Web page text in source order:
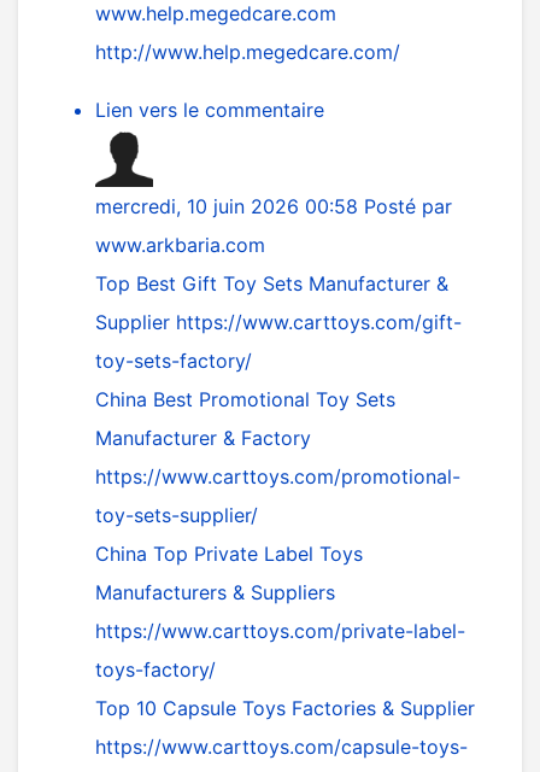
www.help.megedcare.com
http://www.help.megedcare.com/
Lien vers le commentaire
mercredi, 10 juin 2026 00:58 Posté par
www.arkbaria.com
Top Best Gift Toy Sets Manufacturer &
Supplier https://www.carttoys.com/gift-
toy-sets-factory/
China Best Promotional Toy Sets
Manufacturer & Factory
https://www.carttoys.com/promotional-
toy-sets-supplier/
China Top Private Label Toys
Manufacturers & Suppliers
https://www.carttoys.com/private-label-
toys-factory/
Top 10 Capsule Toys Factories & Supplier
https://www.carttoys.com/capsule-toys-